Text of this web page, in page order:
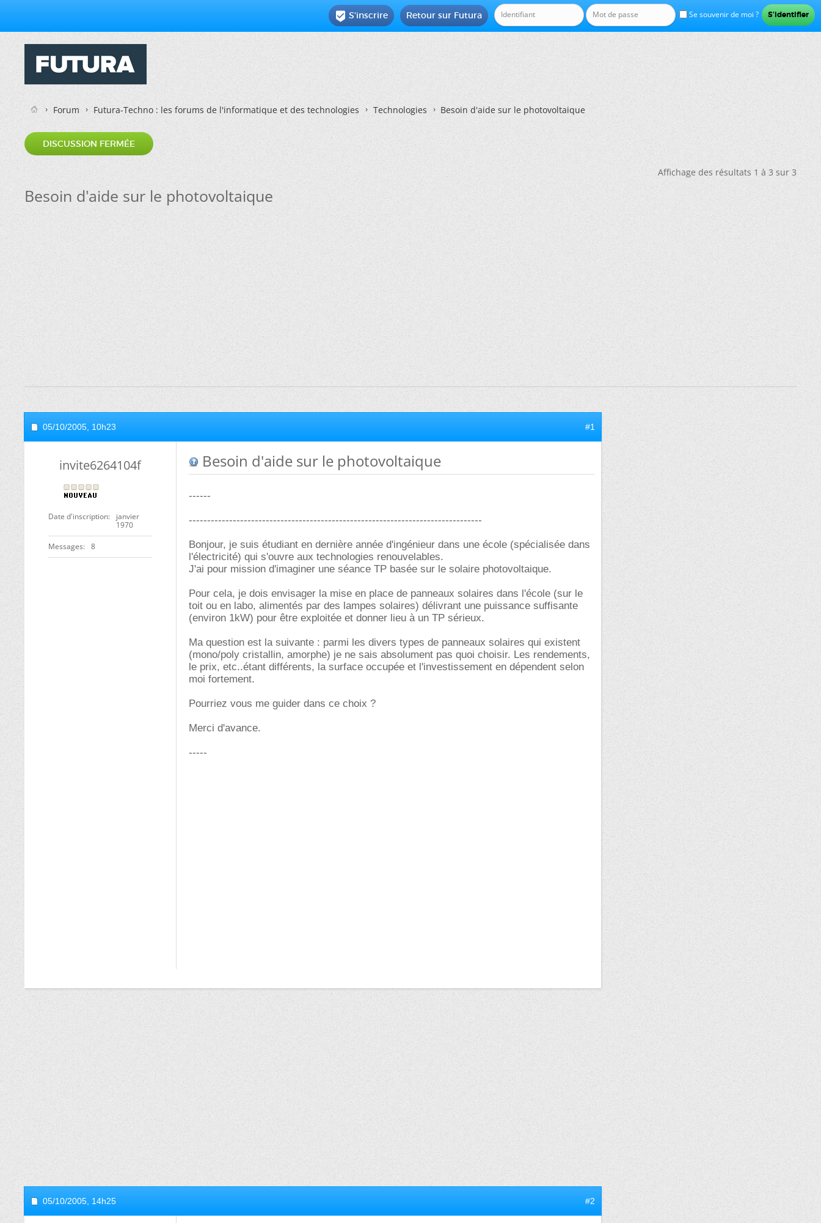
Se souvenir de moi ?
Retour sur Futura
 S'inscrire
Forum Futura-Techno : les forums de l'informatique et des technologies Technologies Besoin d'aide sur le photovoltaique
DISCUSSION FERMÉE
Affichage des résultats 1 à 3 sur 3
Besoin d'aide sur le photovoltaique
05/10/2005, 10h23 #1
invite6264104f
Date d'inscription
janvier
1970
Messages 8
Besoin d'aide sur le photovoltaique
------
--------------------------------------------------------------------------------
Bonjour, je suis étudiant en dernière année d'ingénieur dans une école (spécialisée dans
l'électricité) qui s'ouvre aux technologies renouvelables.
J'ai pour mission d'imaginer une séance TP basée sur le solaire photovoltaique.
Pour cela, je dois envisager la mise en place de panneaux solaires dans l'école (sur le
toit ou en labo, alimentés par des lampes solaires) délivrant une puissance suffisante
(environ 1kW) pour être exploitée et donner lieu à un TP sérieux.
Ma question est la suivante : parmi les divers types de panneaux solaires qui existent
(mono/poly cristallin, amorphe) je ne sais absolument pas quoi choisir. Les rendements,
le prix, etc..étant différents, la surface occupée et l'investissement en dépendent selon
moi fortement.
Pourriez vous me guider dans ce choix ?
Merci d'avance.
-----
05/10/2005, 14h25 #2